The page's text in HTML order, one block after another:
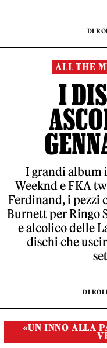
DI
ALL THE
I
I grandi album
Weeknd e FKA
Ferdinand, i pezzi
Burnett per Ringo
e alcolico delle
dischi che
DI
«UN INNO ALLA